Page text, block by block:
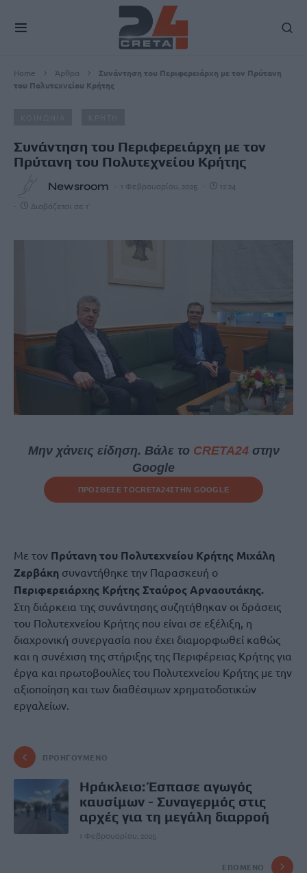
Home Άρθρα
Συνάντηση του Περιφερειάρχη με τον Πρύτανη
του Πολυτεχνείου Κρήτης
Συνάντηση του Περιφερειάρχη με τον
Πρύτανη του Πολυτεχνείου Κρήτης
Newsroom 1 Φεβρουαρίου, 2025 12:24
Διαβάζεται σε 1'
Μην χάνεις είδηση. Βάλε το CRETA24στην
Google
ΠΡΟΣΘΕΣΕ ΤΟCRETA24ΣΤΗΝ GOOGLE
Με τον Πρύτανη του Πολυτεχνείου Κρήτης Μιχάλη
Ζερβάκη συναντήθηκε την Παρασκευή ο
Περιφερειάρχης Κρήτης Σταύρος Αρναουτάκης.
Στη διάρκεια της συνάντησης συζητήθηκαν οι δράσεις
του Πολυτεχνείου Κρήτης που είναι σε εξέλιξη, η
διαχρονική συνεργασία που έχει διαμορφωθεί καθώς
και η συνέχιση της στήριξης της Περιφέρειας Κρήτης για
έργα και πρωτοβουλίες του Πολυτεχνείου Κρήτης με την
αξιοποίηση και των διαθέσιμων χρηματοδοτικών
εργαλείων.
ΠΡΟΗΓΟΎΜΕΝΟ
Hράκλειο: Έσπασε αγωγός
καυσίμων - Συναγερμός στις
αρχές για τη μεγάλη διαρροή
1 Φεβρουαρίου, 2025
ΕΠΌΜΕΝΟ